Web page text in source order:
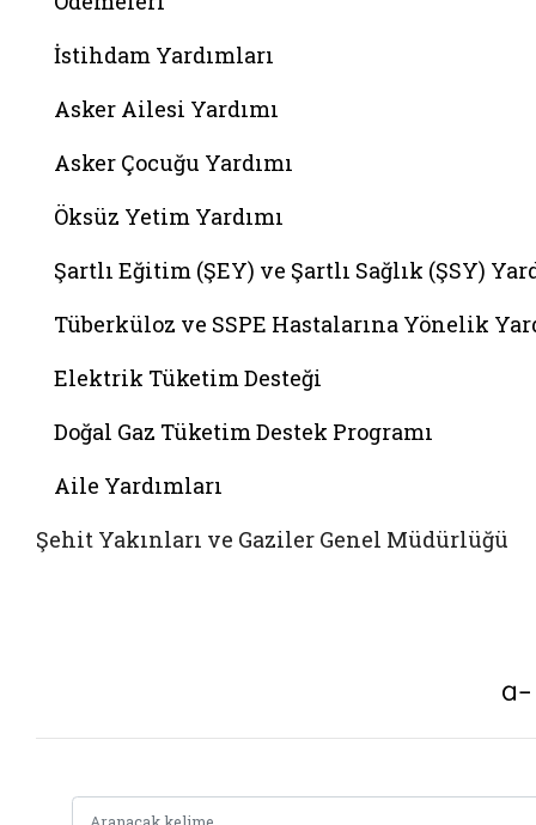
İstihdam Yardımları
Asker Ailesi Yardımı
Asker Çocuğu Yardımı
Öksüz Yetim Yardımı
Şartlı Eğitim (ŞEY) ve Şartlı Sağlık (ŞSY)
Tüberküloz ve SSPE Hastalarına Yönelik
Elektrik Tüketim Desteği
Doğal Gaz Tüketim Destek Programı
Aile Yardımları
Şehit Yakınları ve Gaziler Genel Müdürlüğü